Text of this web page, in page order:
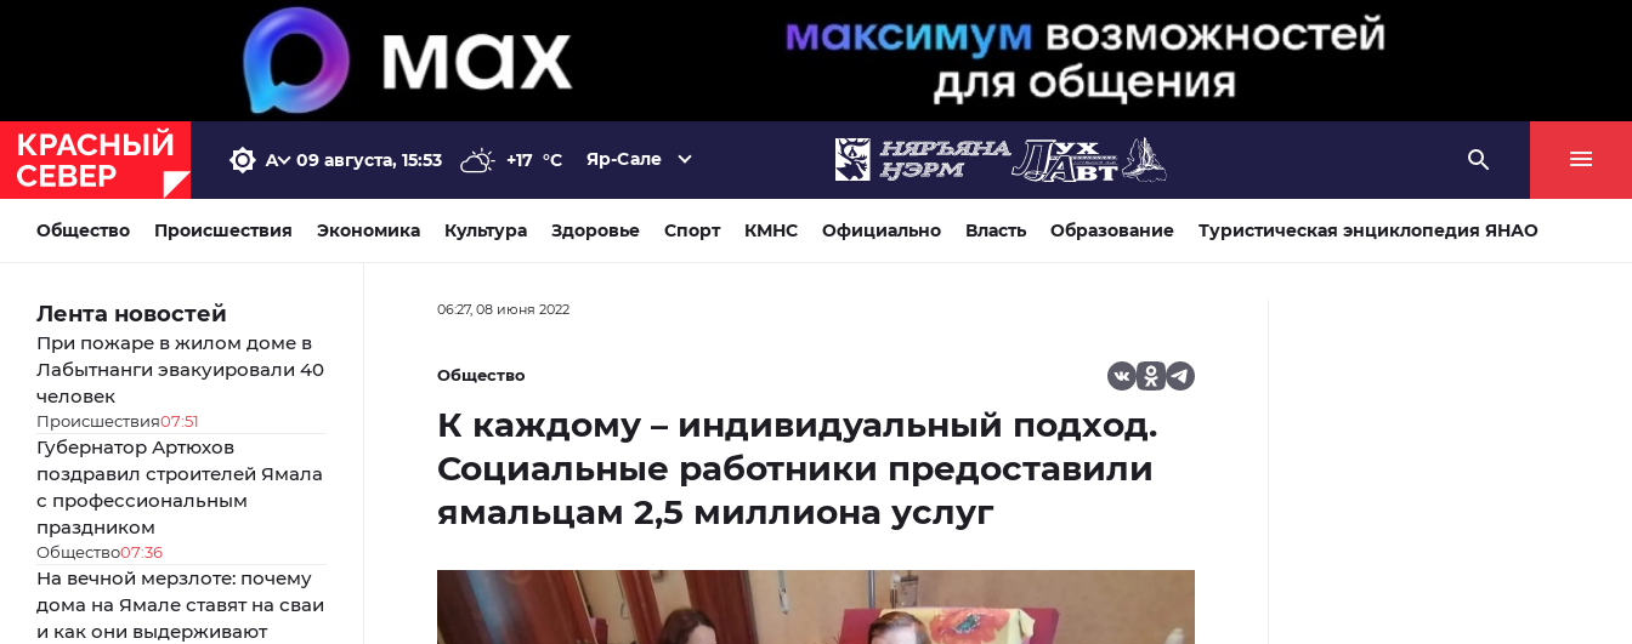
09 августа, 15:53 +17 °C Яр-Сале
Общество Происшествия Экономика Культура Здоровье Спорт КМНС Официально Власть Образование Туристическая энциклопедия ЯНАО
Лента новостей
При пожаре в жилом доме в
Лабытнанги эвакуировали 40
человек
Происшествия07:51
Губернатор Артюхов
поздравил строителей Ямала
с профессиональным
праздником
Общество07:36
На вечной мерзлоте: почему
дома на Ямале ставят на сваи
и как они выдерживают
06:27, 08 июня 2022
Общество
К каждому – индивидуальный подход.
Социальные работники предоставили
ямальцам 2,5 миллиона услуг